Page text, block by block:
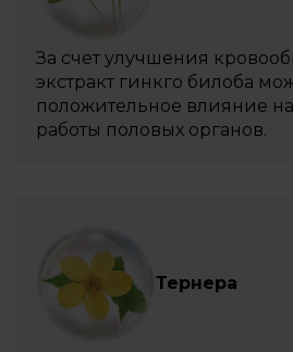
За счет улучшения
экстракт гинкго билоба
положительное влияние
работы половых органов.
Тернера